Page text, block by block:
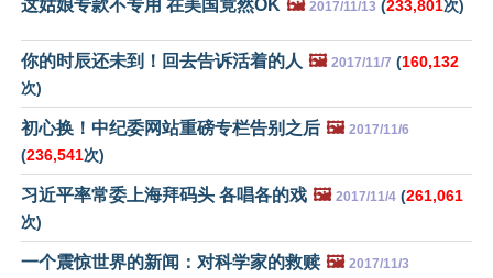
这姑娘专款不专用 在美国竟然OK 🖼️ 2017/11/13 (233,801次)
你的时辰还未到！回去告诉活着的人 🖼️ 2017/11/7 (160,132
次)
初心换！中纪委网站重磅专栏告别之后 🖼️ 2017/11/6
(236,541次)
习近平率常委上海拜码头 各唱各的戏 🖼️ 2017/11/4 (261,061
次)
一个震惊世界的新闻：对科学家的救赎 🖼️ 2017/11/3